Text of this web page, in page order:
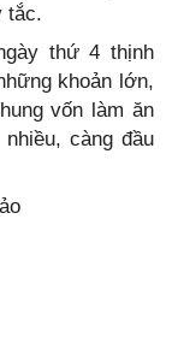
tắc.
thứ 4 thịnh
khoản lớn,
vốn làm ăn
càng đầu